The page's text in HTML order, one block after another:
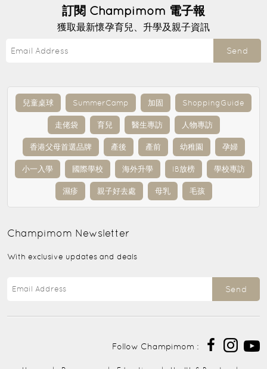
訂閱 Champimom 電子報
獲取最新懷孕育兒、升學及親子資訊
Send
兒童桌球 SummerCamp 加固 ShoppingGuide
走佬袋 育兒 醫生專訪 人物專訪
香港父母首選品牌 產後 產前 幼稚園 孕婦
小一入學 國際學校 海外升學 IB放榜 學校專訪
濕疹 親子好去處 母乳 毛孩
Champimom Newsletter
With exclusive updates and deals
Send
Follow Champimom :